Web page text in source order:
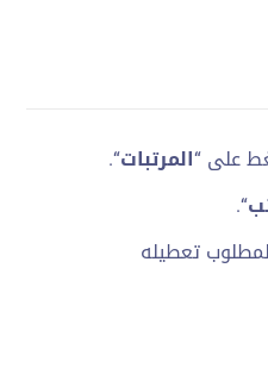
على “المرتبات“.
“.
تعطيله